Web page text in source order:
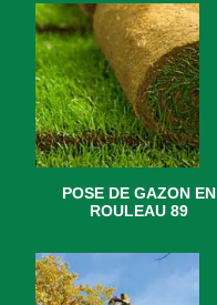
POSE DE GAZON EN
ROULEAU 89